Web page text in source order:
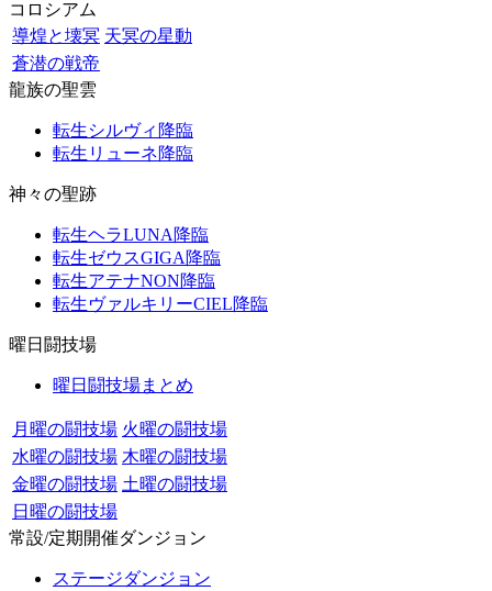
コロシアム
導煌と壊冥 天冥の星動
蒼潜の戦帝
龍族の聖雲
転生シルヴィ降臨
転生リューネ降臨
神々の聖跡
転生ヘラLUNA降臨
転生ゼウスGIGA降臨
転生アテナNON降臨
転生ヴァルキリーCIEL降臨
曜日闘技場
曜日闘技場まとめ
月曜の闘技場 火曜の闘技場
水曜の闘技場 木曜の闘技場
金曜の闘技場 土曜の闘技場
日曜の闘技場
常設/定期開催ダンジョン
ステージダンジョン